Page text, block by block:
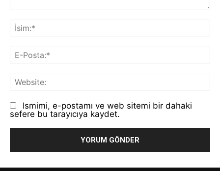
Ismimi, e-postamı ve web sitemi bir dahaki
sefere bu tarayıcıya kaydet.